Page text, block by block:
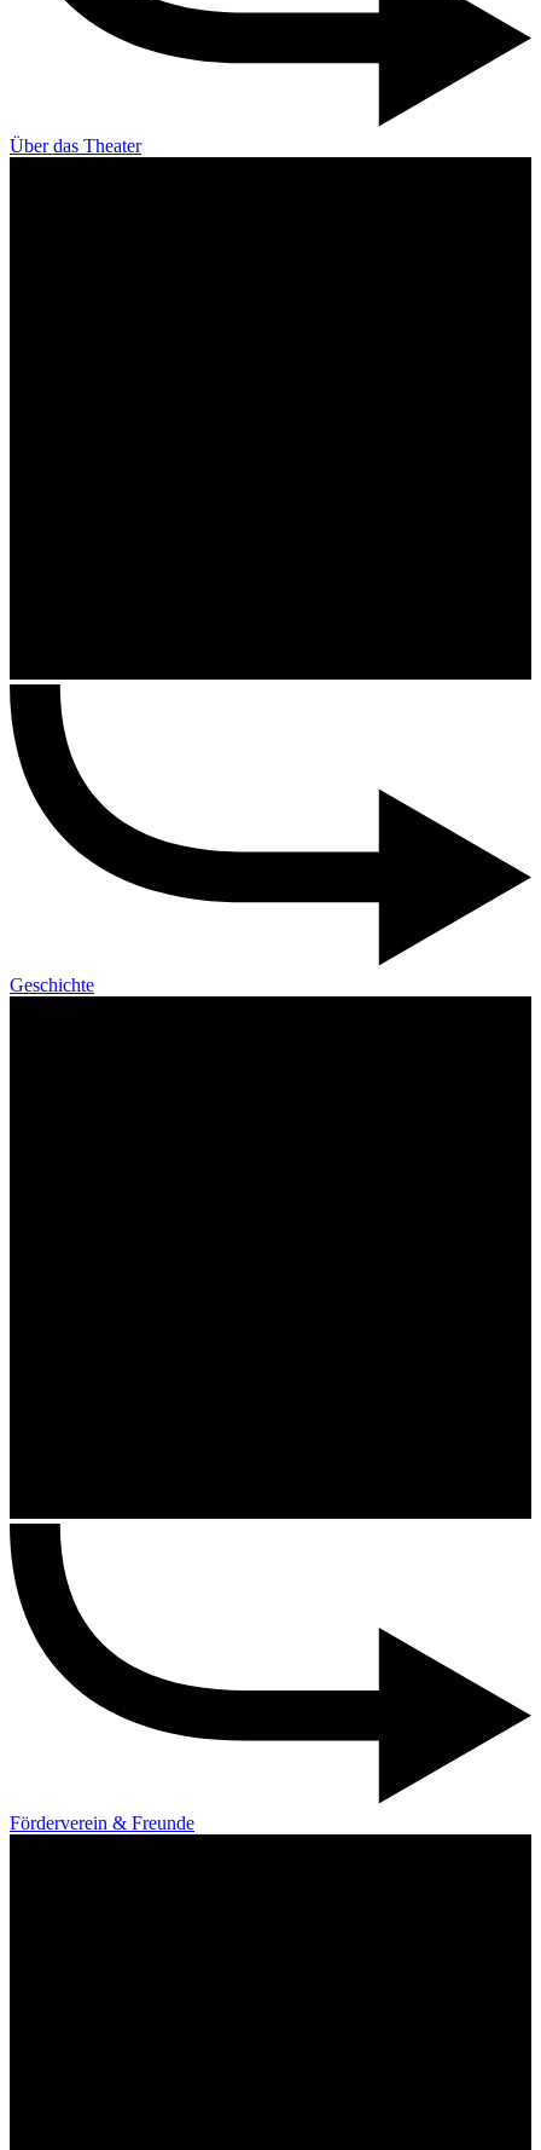
Über das Theater
Geschichte
Förderverein & Freunde